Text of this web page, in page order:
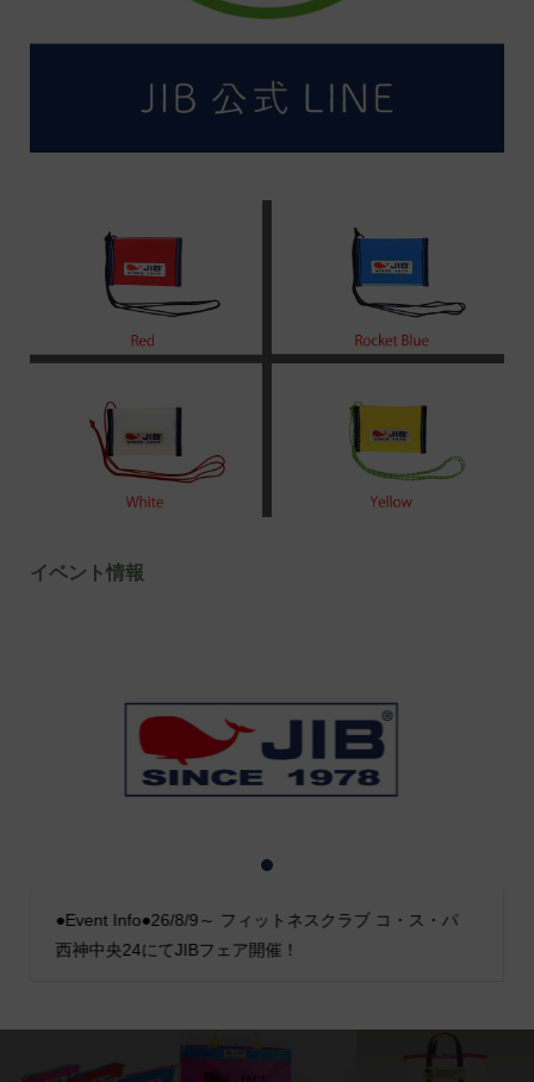
イベント情報
●Event Info●26/8/9～ フィットネスクラブ コ・ス・パ
西神中央24にてJIBフェア開催！
2